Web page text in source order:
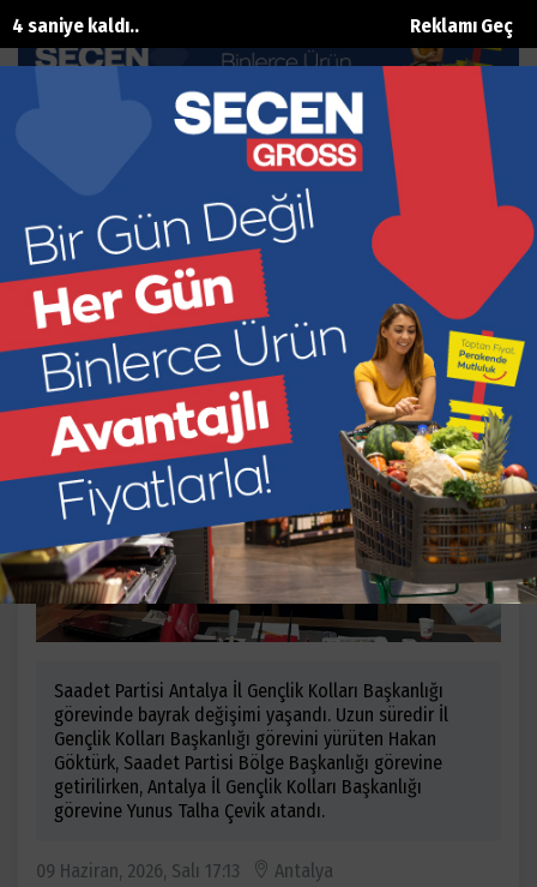
Reklamı Geç
3 saniye kaldı..
Saadet Gençlik’te Görev Değişimi
Ana Sayfa Siyaset
Saadet Partisi Antalya İl Gençlik Kolları Başkanlığı
görevinde bayrak değişimi yaşandı. Uzun süredir İl
Gençlik Kolları Başkanlığı görevini yürüten Hakan
Göktürk, Saadet Partisi Bölge Başkanlığı görevine
getirilirken, Antalya İl Gençlik Kolları Başkanlığı
görevine Yunus Talha Çevik atandı.
09 Haziran, 2026, Salı 17:13 Antalya